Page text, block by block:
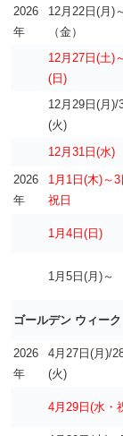
2026
年
12月22日(月)
（金）
12月27日(土)
(日)
12月29日(月)/
(火)
12月31日(水)
2026
年
1月1日(木)～
祝日
1月4日(日)
1月5日(月)～
ゴールデン ウィーク
2026
年
4月27日(月)/
(火)
4月29日(水・